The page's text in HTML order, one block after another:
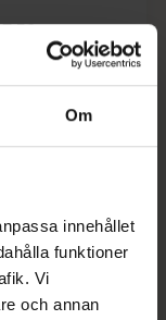
Om
innehållet
funktioner
Vi
och annan